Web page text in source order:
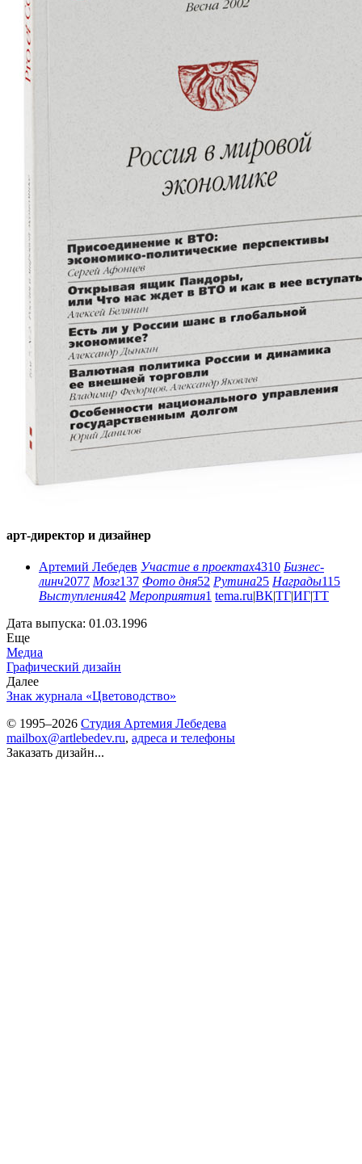
арт-директор и дизайнер
Артемий Лебедев Участие в проектах4310 Бизнес-
линч2077 Мозг137 Фото дня52 Рутина25 Награды115
Выступления42 Мероприятия1 tema.ru|ВК|ТГ|ИГ|ТТ
Дата выпуска: 01.03.1996
Еще
Медиа
Графический дизайн
Далее
Знак журнала «Цветоводство»
© 1995–2026 Студия Артемия Лебедева
mailbox@artlebedev.ru, адреса и телефоны
Заказать дизайн...